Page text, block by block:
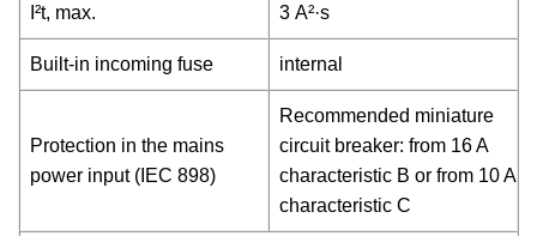
I²t, max. 3 A²·s
Built-in incoming fuse internal
Protection in the mains
power input (IEC 898)
Recommended miniature
circuit breaker: from 16 A
characteristic B or from 10 A
characteristic C